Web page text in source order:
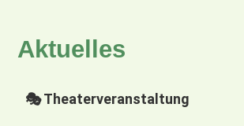
Aktuelles
🎭 Theaterveranstaltung